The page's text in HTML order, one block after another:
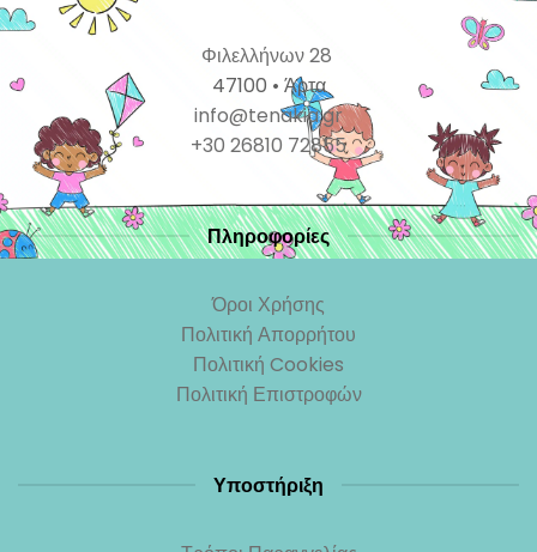
Φιλελλήνων 28
47100 • Άρτα
info@tenakia.gr
+30 26810 72855
Πληροφορίες
Όροι Χρήσης
Πολιτική Απορρήτου
Πολιτική Cookies
Πολιτική Επιστροφών
Υποστήριξη